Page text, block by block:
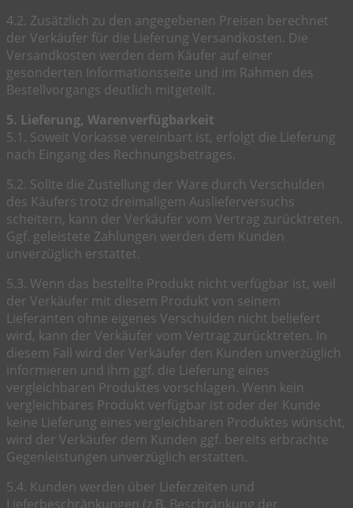
4.2. Zusätzlich zu den angegebenen Preisen berechnet
der Verkäufer für die Lieferung Versandkosten. Die
Versandkosten werden dem Käufer auf einer
gesonderten Informationsseite und im Rahmen des
Bestellvorgangs deutlich mitgeteilt.
5. Lieferung, Warenverfügbarkeit
5.1. Soweit Vorkasse vereinbart ist, erfolgt die Lieferung
nach Eingang des Rechnungsbetrages.
5.2. Sollte die Zustellung der Ware durch Verschulden
des Käufers trotz dreimaligem Auslieferversuchs
scheitern, kann der Verkäufer vom Vertrag zurücktreten.
Ggf. geleistete Zahlungen werden dem Kunden
unverzüglich erstattet.
5.3. Wenn das bestellte Produkt nicht verfügbar ist, weil
der Verkäufer mit diesem Produkt von seinem
Lieferanten ohne eigenes Verschulden nicht beliefert
wird, kann der Verkäufer vom Vertrag zurücktreten. In
diesem Fall wird der Verkäufer den Kunden unverzüglich
informieren und ihm ggf. die Lieferung eines
vergleichbaren Produktes vorschlagen. Wenn kein
vergleichbares Produkt verfügbar ist oder der Kunde
keine Lieferung eines vergleichbaren Produktes wünscht,
wird der Verkäufer dem Kunden ggf. bereits erbrachte
Gegenleistungen unverzüglich erstatten.
5.4. Kunden werden über Lieferzeiten und
Lieferbeschränkungen (z.B. Beschränkung der